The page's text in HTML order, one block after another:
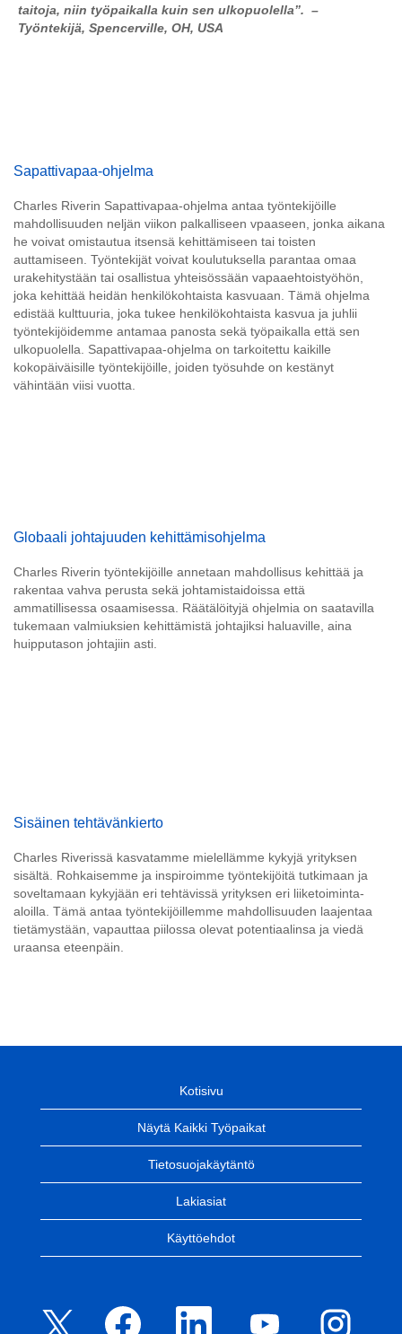
taitoja, niin työpaikalla kuin sen ulkopuolella”. –
Työntekijä, Spencerville, OH, USA
Sapattivapaa-ohjelma
Charles Riverin Sapattivapaa-ohjelma antaa työntekijöille
mahdollisuuden neljän viikon palkalliseen vpaaseen, jonka aikana
he voivat omistautua itsensä kehittämiseen tai toisten
auttamiseen. Työntekijät voivat koulutuksella parantaa omaa
urakehitystään tai osallistua yhteisössään vapaaehtoistyöhön,
joka kehittää heidän henkilökohtaista kasvuaan. Tämä ohjelma
edistää kulttuuria, joka tukee henkilökohtaista kasvua ja juhlii
työntekijöidemme antamaa panosta sekä työpaikalla että sen
ulkopuolella. Sapattivapaa-ohjelma on tarkoitettu kaikille
kokopäiväisille työntekijöille, joiden työsuhde on kestänyt
vähintään viisi vuotta.
Globaali johtajuuden kehittämisohjelma
Charles Riverin työntekijöille annetaan mahdollisus kehittää ja
rakentaa vahva perusta sekä johtamistaidoissa että
ammatillisessa osaamisessa. Räätälöityjä ohjelmia on saatavilla
tukemaan valmiuksien kehittämistä johtajiksi haluaville, aina
huipputason johtajiin asti.
Sisäinen tehtävänkierto
Charles Riverissä kasvatamme mielellämme kykyjä yrityksen
sisältä. Rohkaisemme ja inspiroimme työntekijöitä tutkimaan ja
soveltamaan kykyjään eri tehtävissä yrityksen eri liiketoiminta-
aloilla. Tämä antaa työntekijöillemme mahdollisuuden laajentaa
tietämystään, vapauttaa piilossa olevat potentiaalinsa ja viedä
uraansa eteenpäin.
Kotisivu
Näytä Kaikki Työpaikat
Tietosuojakäytäntö
Lakiasiat
Käyttöehdot
A
v
A